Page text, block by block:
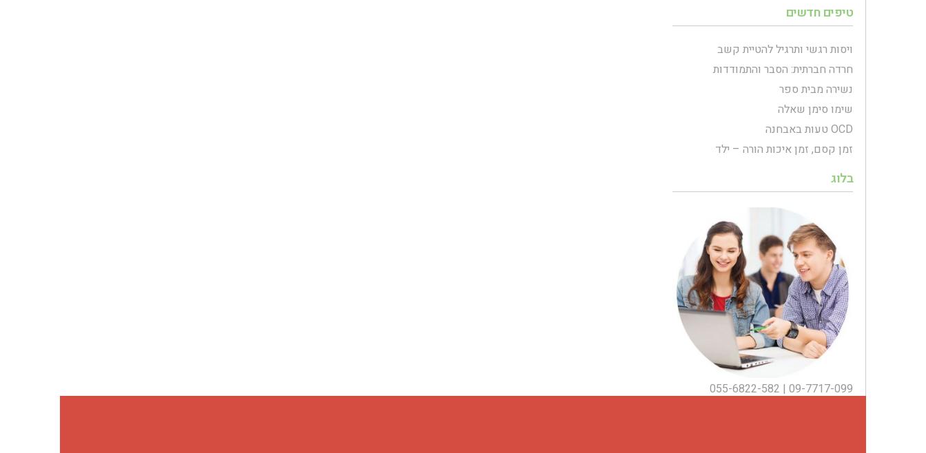
טיפים חדשים
ויסות רגשי ותרגיל להטיית קשב
חרדה חברתית: הסבר והתמודדות
נשירה מבית ספר
שימו סימן שאלה
OCD טעות באבחנה
זמן קסם, זמן איכות הורה – ילד
בלוג
09-7717-099
|
055-6822-582